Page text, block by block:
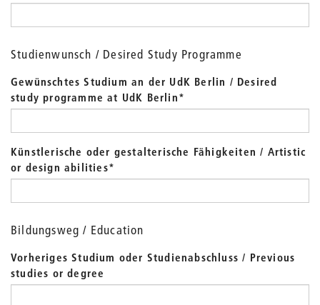
Studienwunsch / Desired Study Programme
Gewünschtes Studium an der UdK Berlin / Desired
study programme at UdK Berlin*
Künstlerische oder gestalterische Fähigkeiten / Artistic
or design abilities*
Bildungsweg / Education
Vorheriges Studium oder Studienabschluss / Previous
studies or degree